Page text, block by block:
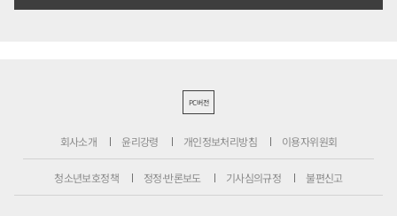
PC버전
회사소개 윤리강령 개인정보처리방침 이용자위원회
청소년보호정책 정정·반론보도 기사심의규정 불편신고